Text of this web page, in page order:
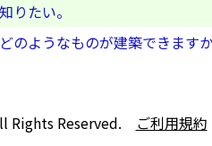
りたい。
のようなものが建築できます
Rights Reserved. ご利用規約